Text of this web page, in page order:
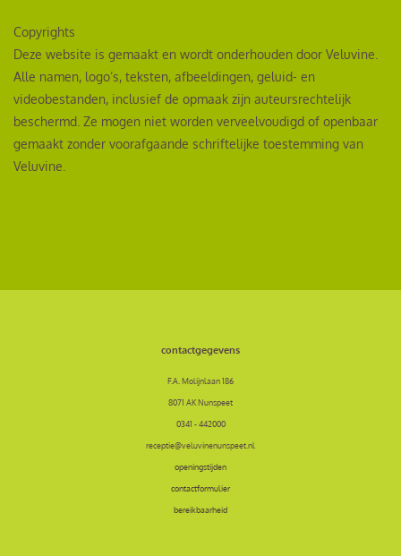
Copyrights
Deze website is gemaakt en wordt onderhouden door Veluvine.
Alle namen, logo’s, teksten, afbeeldingen, geluid- en
videobestanden, inclusief de opmaak zijn auteursrechtelijk
beschermd. Ze mogen niet worden verveelvoudigd of openbaar
gemaakt zonder voorafgaande schriftelijke toestemming van
Veluvine.
contactgegevens
F.A. Molijnlaan 186
8071 AK Nunspeet
0341 - 442000
receptie@veluvinenunspeet.nl
openingstijden
contactformulier
bereikbaarheid